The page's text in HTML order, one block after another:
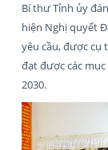
Bí thư Tỉnh ủy
hiện Nghị quyết
yêu cầu, được cụ
đạt được các
2030.